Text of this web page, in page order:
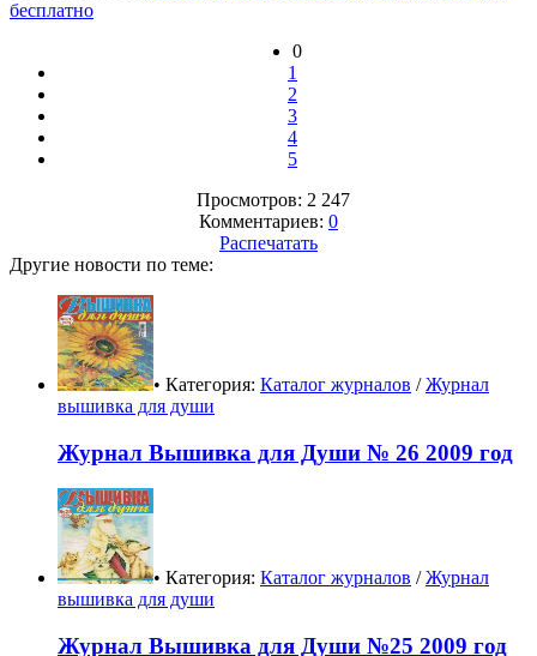
бесплатно
0
1
2
3
4
5
Просмотров: 2 247
Комментариев: 0
Распечатать
Другие новости по теме:
• Категория: Каталог журналов /Журнал
вышивка для души
Журнал Вышивка для Души № 26 2009 год
• Категория: Каталог журналов /Журнал
вышивка для души
Журнал Вышивка для Души №25 2009 год